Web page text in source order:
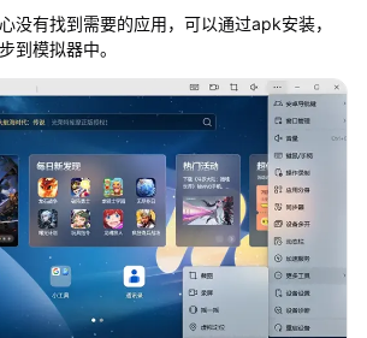
没有找到需要的应用，可以通过apk安装，
到模拟器中。